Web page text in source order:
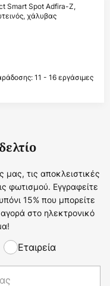
Smart Spot Adfira-Z,
χάλυβας
11 - 16 εργάσιμες
τις αποκλειστικές
φωτισμού. Εγγραφείτε
15% που μπορείτε
στο ηλεκτρονικό
Εταιρεία